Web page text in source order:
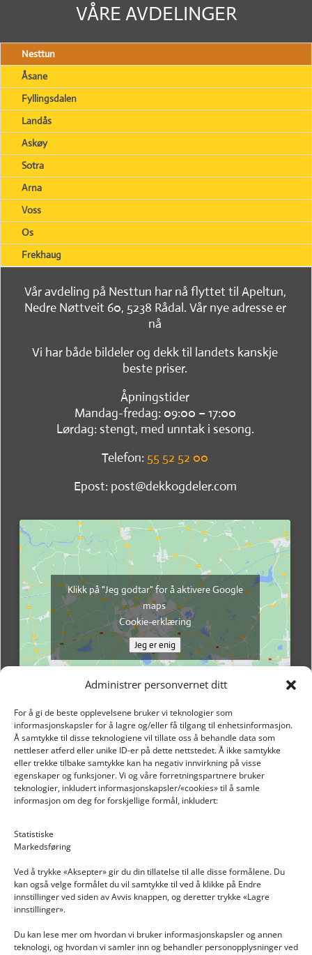
Administrer personvernet ditt
For å gi de beste opplevelsene bruker vi teknologier som
informasjonskapsler for å lagre og/eller få tilgang til enhetsinformasjon.
Å samtykke til disse teknologiene vil tillate oss å behandle data som
nettleser atferd eller unike ID-er på dette nettstedet. Å ikke samtykke
eller trekke tilbake samtykke kan ha negativ innvirkning på visse
egenskaper og funksjoner. Vi og våre forretningspartnere bruker
teknologier, inkludert informasjonskapsler/«cookies» til å samle
informasjon om deg for forskjellige formål, inkludert:
Statistiske
Markedsføring
Ved å trykke «Aksepter» gir du din tillatelse til alle disse formålene. Du
kan også velge formålet du vil samtykke til ved å klikke på Endre
innstillinger ved siden av Avvis knappen, og deretter trykke «Lagre
innstillinger».
Du kan lese mer om hvordan vi bruker informasjonskapsler og annen
teknologi, og hvordan vi samler inn og behandler personopplysninger ved
VÅRE AVDELINGER
Nesttun
Åsane
Fyllingsdalen
Landås
Askøy
Sotra
Arna
Voss
Os
Frekhaug
Vår avdeling på Nesttun har nå flyttet til Apeltun,
Nedre Nøttveit 60, 5238 Rådal. Vår nye adresse er
nå
Vi har både bildeler og dekk til landets kanskje
beste priser.
Åpningstider
Mandag-fredag: 09:00 – 17:00
Lørdag: stengt, med unntak i sesong.
Telefon: 55 52 52 00
Epost: post@dekkogdeler.com
Klikk på "Jeg godtar" for å aktivere Google
maps
Cookie-erklæring
Jeg er enig
INFORMASJON